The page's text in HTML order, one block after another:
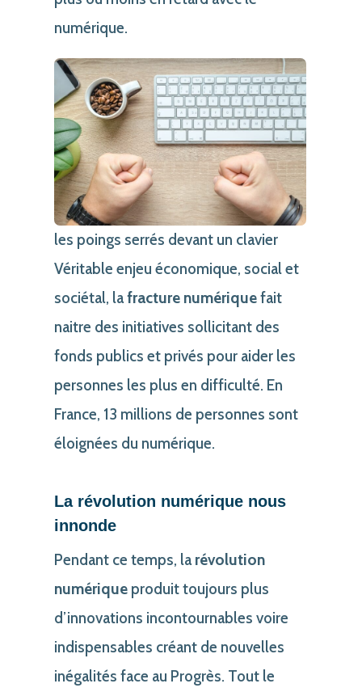
numérique.
les poings serrés devant un clavier
Véritable enjeu économique, social et
sociétal, lafracture numériquefait
naitre des initiatives sollicitant des
fonds publics et privés pour aider les
personnes les plus en difficulté. En
France, 13 millions de personnes sont
éloignées du numérique.
La révolution numérique nous
innonde
Pendant ce temps, larévolution
numériqueproduit toujours plus
d’innovations incontournables voire
indispensables créant de nouvelles
inégalités face au Progrès. Tout le